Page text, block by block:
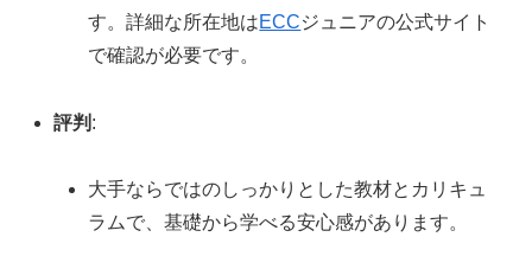
す。詳細な所在地はECCジュニアの公式サイト
で確認が必要です。
評判 :
大手ならではのしっかりとした教材とカリキュ
ラムで、基礎から学べる安心感があります。